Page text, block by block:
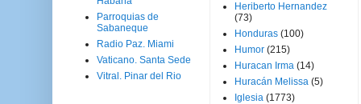
Parroquias de
Sabaneque
Radio Paz. Miami
Vaticano. Santa Sede
Vitral. Pinar del Rio
Heriberto Hernandez
(73)
Honduras (100)
Humor (215)
Huracan Irma (14)
Huracán Melissa (5)
Iglesia (1773)